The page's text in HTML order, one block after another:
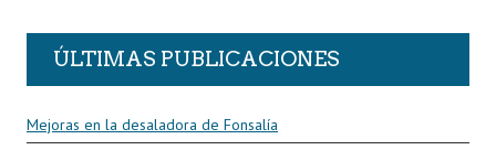
ÚLTIMAS PUBLICACIONES
Mejoras en la desaladora de Fonsalía